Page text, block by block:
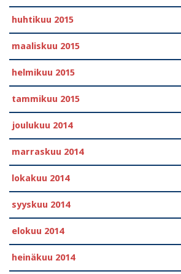
huhtikuu 2015
maaliskuu 2015
helmikuu 2015
tammikuu 2015
joulukuu 2014
marraskuu 2014
lokakuu 2014
syyskuu 2014
elokuu 2014
heinäkuu 2014